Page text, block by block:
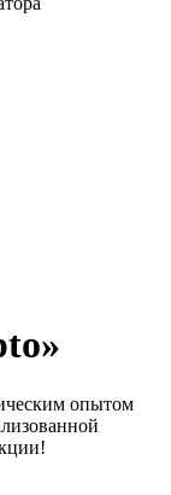
опытом